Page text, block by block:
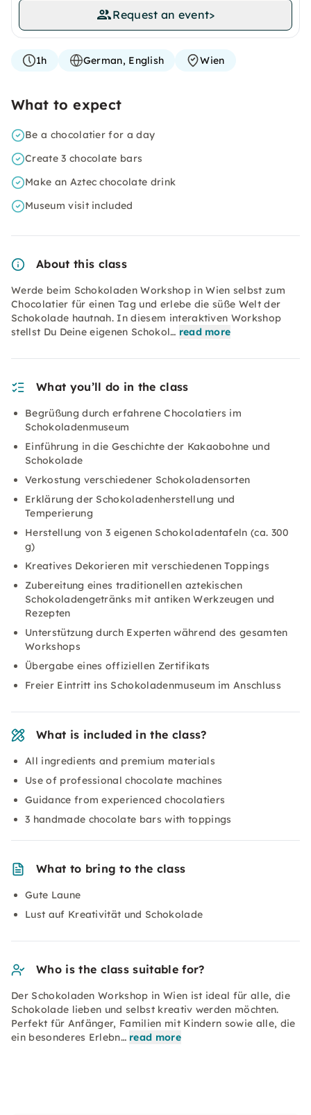
Request an event>
1h German, English Wien
What to expect
Be a chocolatier for a day
Create 3 chocolate bars
Make an Aztec chocolate drink
Museum visit included
About this class
Werde beim Schokoladen Workshop in Wien selbst zum
Chocolatier für einen Tag und erlebe die süße Welt der
Schokolade hautnah. In diesem interaktiven Workshop
stellst Du Deine eigenen Schokol… read more
What you’ll do in the class
Begrüßung durch erfahrene Chocolatiers im
Schokoladenmuseum
Einführung in die Geschichte der Kakaobohne und
Schokolade
Verkostung verschiedener Schokoladensorten
Erklärung der Schokoladenherstellung und
Temperierung
Herstellung von 3 eigenen Schokoladentafeln (ca. 300
g)
Kreatives Dekorieren mit verschiedenen Toppings
Zubereitung eines traditionellen aztekischen
Schokoladengetränks mit antiken Werkzeugen und
Rezepten
Unterstützung durch Experten während des gesamten
Workshops
Übergabe eines offiziellen Zertifikats
Freier Eintritt ins Schokoladenmuseum im Anschluss
What is included in the class?
All ingredients and premium materials
Use of professional chocolate machines
Guidance from experienced chocolatiers
3 handmade chocolate bars with toppings
What to bring to the class
Gute Laune
Lust auf Kreativität und Schokolade
Who is the class suitable for?
Der Schokoladen Workshop in Wien ist ideal für alle, die
Schokolade lieben und selbst kreativ werden möchten.
Perfekt für Anfänger, Familien mit Kindern sowie alle, die
ein besonderes Erlebn… read more